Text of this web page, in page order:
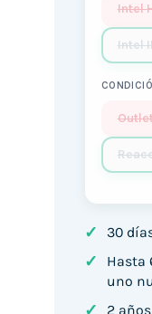
Intel
Intel
✓ 30
✓
Hasta
uno
2